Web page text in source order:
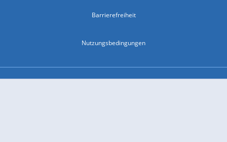
Barrierefreiheit
Nutzungsbedingungen